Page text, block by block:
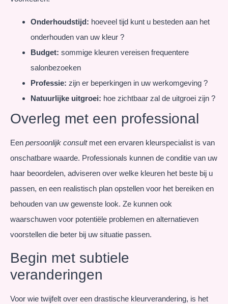
Onderhoudstijd: hoeveel tijd kunt u besteden aan het
onderhouden van uw kleur ?
Budget: sommige kleuren vereisen frequentere
salonbezoeken
Professie: zijn er beperkingen in uw werkomgeving ?
Natuurlijke uitgroei: hoe zichtbaar zal de uitgroei zijn ?
Overleg met een professional
Een persoonlijk consultmet een ervaren kleurspecialist is van
onschatbare waarde. Professionals kunnen de conditie van uw
haar beoordelen, adviseren over welke kleuren het beste bij u
passen, en een realistisch plan opstellen voor het bereiken en
behouden van uw gewenste look. Ze kunnen ook
waarschuwen voor potentiële problemen en alternatieven
voorstellen die beter bij uw situatie passen.
Begin met subtiele
veranderingen
Voor wie twijfelt over een drastische kleurverandering, is het